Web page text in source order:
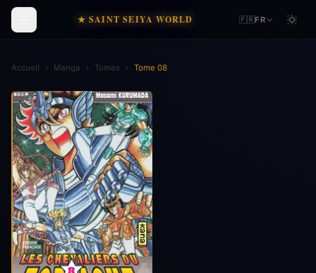
★ SAINT SEIYA WORLD 🇫🇷FR
Accueil › Manga › Tomes › Tome 08